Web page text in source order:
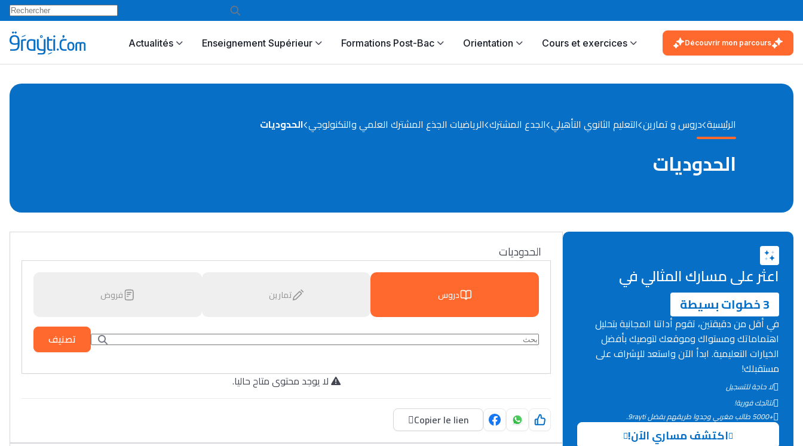
Actualités Enseignement Supérieur Formations Post-Bac Orientation Cours et exercices Découvrir mon parcours
الرئيسية دروس و تمارين التعليم الثانوي التأهيلي الجدع المشترك الرياضيات الجذع المشترك العلمي والتكنولوجي الحدوديات
الحدوديات
الحدوديات
دروس تمارين فروض
تصنيف
لا يوجد محتوى متاح حاليا.
Copier le lien
اعثر على مسارك المثالي في
3 خطوات بسيطة
في أقل من دقيقتين، تقوم أداتنا المجانية بتحليل
اهتماماتك ومستواك وموقعك لتوصيك بأفضل
الخيارات التعليمية. ابدأ الآن واستعد للإشراف على
مستقبلك!
لا حاجة للتسجيل
نتائجك فورية!
+5000 طالب مغربي وجدوا طريقهم بفضل 9rayti.
اكتشف مساري الآن!